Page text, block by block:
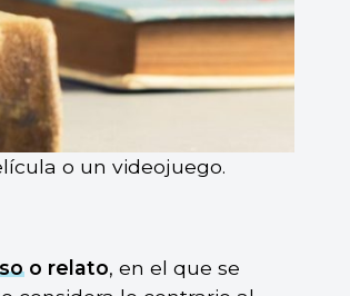
o un videojuego.
o relato, en el que se